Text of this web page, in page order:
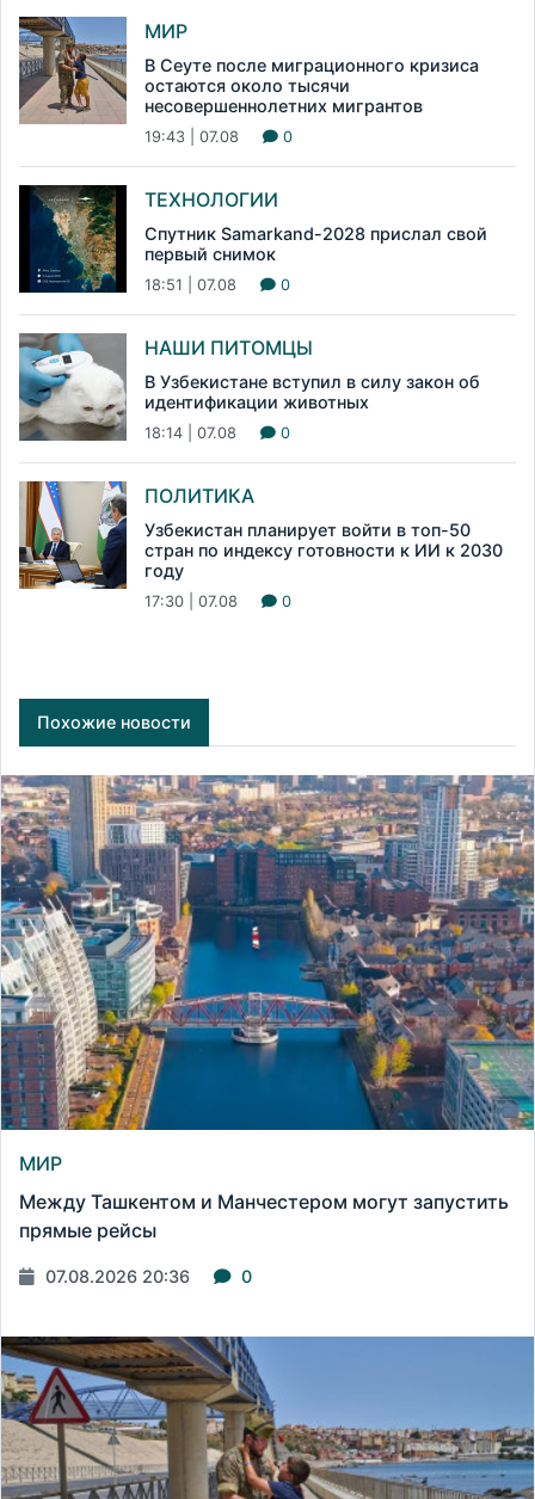
МИР
В Сеуте после миграционного кризиса
остаются около тысячи
несовершеннолетних мигрантов
19:43 | 07.08 0
ТЕХНОЛОГИИ
Спутник Samarkand-2028 прислал свой
первый снимок
18:51 | 07.08 0
НАШИ ПИТОМЦЫ
В Узбекистане вступил в силу закон об
идентификации животных
18:14 | 07.08 0
ПОЛИТИКА
Узбекистан планирует войти в топ-50
стран по индексу готовности к ИИ к 2030
году
17:30 | 07.08 0
Похожие новости
МИР
Между Ташкентом и Манчестером могут запустить
прямые рейсы
07.08.2026 20:36 0